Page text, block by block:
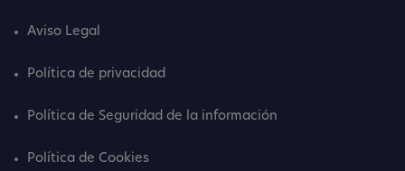
Aviso Legal
Política de privacidad
Política de Seguridad de la información
Política de Cookies